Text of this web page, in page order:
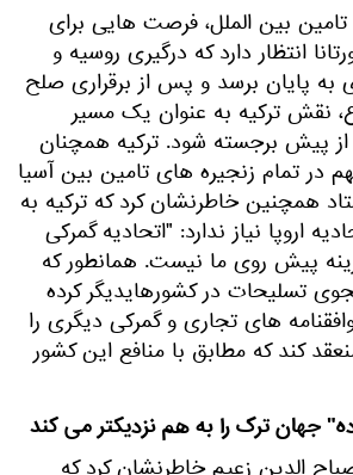
تامین بین الملل، فرصت هایی برای
انتظار دارد که درگیری روسیه و
به پایان برسد و پس از برقراری صلح
نقش ترکیه به عنوان یک مسیر
پیش برجسته شود. ترکیه همچنان
در تمام زنجیره های تامین بین آسیا
همچنین خاطرنشان کرد که ترکیه به
اروپا نیاز ندارد: "اتحادیه گمرکی
گزینه پیش روی ما نیست. همانطور که
تسلیحات در کشورهایدیگر کرده
های تجاری و گمرکی دیگری را
کند که مطابق با منافع این کشور
جهان ترک را به هم نزدیکتر می کند